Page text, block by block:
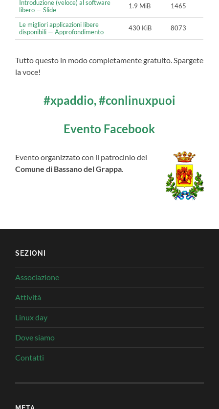
Introduzione (veloce) al software
libero — Slide
1.9 MiB 1465
Le migliori applicazioni libere
disponibili — Approfondimento
430 KiB 8073
Tutto questo in modo completamente gratuito. Spargete
la voce!
#xpaddio, #conlinuxpuoi
Evento Facebook
Evento organizzato con il patrocinio del
Comune di Bassano del Grappa.
SEZIONI
Associazione
Attività
Linux day
Dove siamo
Contatti